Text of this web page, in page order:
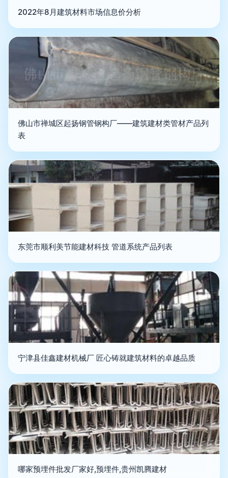
2022年8月建筑材料市场信息价分析
佛山市禅城区起扬钢管钢构厂——建筑建材类管材产品列
表
东莞市顺利美节能建材科技 管道系统产品列表
宁津县佳鑫建材机械厂 匠心铸就建筑材料的卓越品质
哪家预埋件批发厂家好,预埋件,贵州凯腾建材